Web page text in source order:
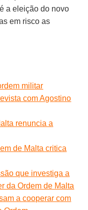
a eleição do novo
em risco as
militar
com Agostino
renuncia a
de Malta critica
que investiga a
da Ordem de Malta
a cooperar com